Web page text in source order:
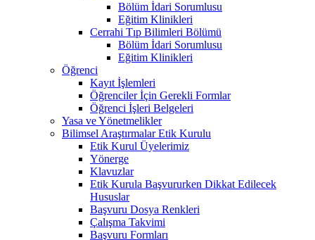
Bölüm İdari Sorumlusu
Eğitim Klinikleri
Cerrahi Tıp Bilimleri Bölümü
Bölüm İdari Sorumlusu
Eğitim Klinikleri
Öğrenci
Kayıt İşlemleri
Öğrenciler İçin Gerekli Formlar
Öğrenci İşleri Belgeleri
Yasa ve Yönetmelikler
Bilimsel Araştırmalar Etik Kurulu
Etik Kurul Üyelerimiz
Yönerge
Klavuzlar
Etik Kurula Başvururken Dikkat Edilecek
Hususlar
Başvuru Dosya Renkleri
Çalışma Takvimi
Başvuru Formları